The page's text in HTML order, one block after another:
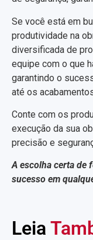
Se você está em
produtividade na
diversificada de
equipe com o que
garantindo o
até os
Conte com os
execução da sua
precisão e
A escolha certa de
sucesso em
Leia